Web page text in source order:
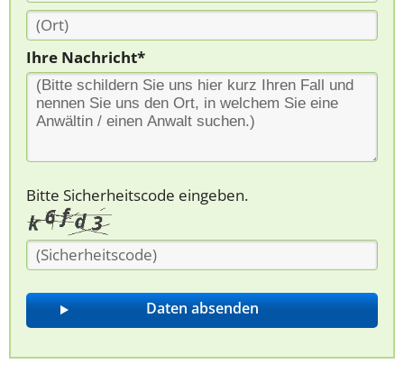
Ihre Nachricht*
Bitte Sicherheitscode eingeben.